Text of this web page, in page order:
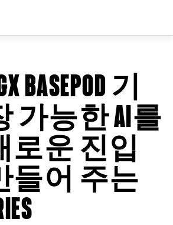
BASEPOD 기
가능한 AI를
로운 진입
들어 주는